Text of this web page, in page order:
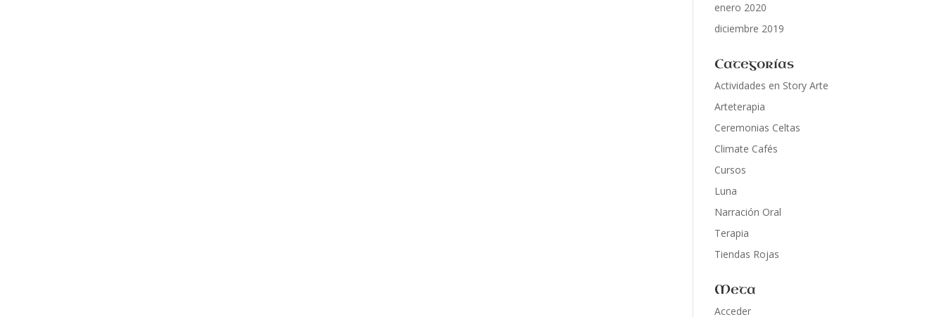
enero 2020
diciembre 2019
Categorías
Actividades en Story Arte
Arteterapia
Ceremonias Celtas
Climate Cafés
Cursos
Luna
Narración Oral
Terapia
Tiendas Rojas
Meta
Acceder